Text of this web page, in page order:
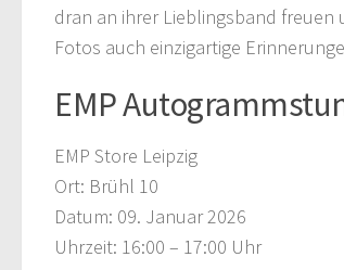
dran an ihrer Lieblingsband freuen
Fotos auch einzigartige
EMP
EMP Store Leipzig
Ort: Brühl 10
Datum: 09. Januar 2026
Uhrzeit: 16:00 – 17:00 Uhr